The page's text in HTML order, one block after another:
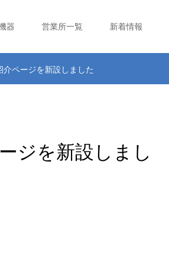
器 営業所一覧 新着情報
ページを新設しました
ジを新設しまし